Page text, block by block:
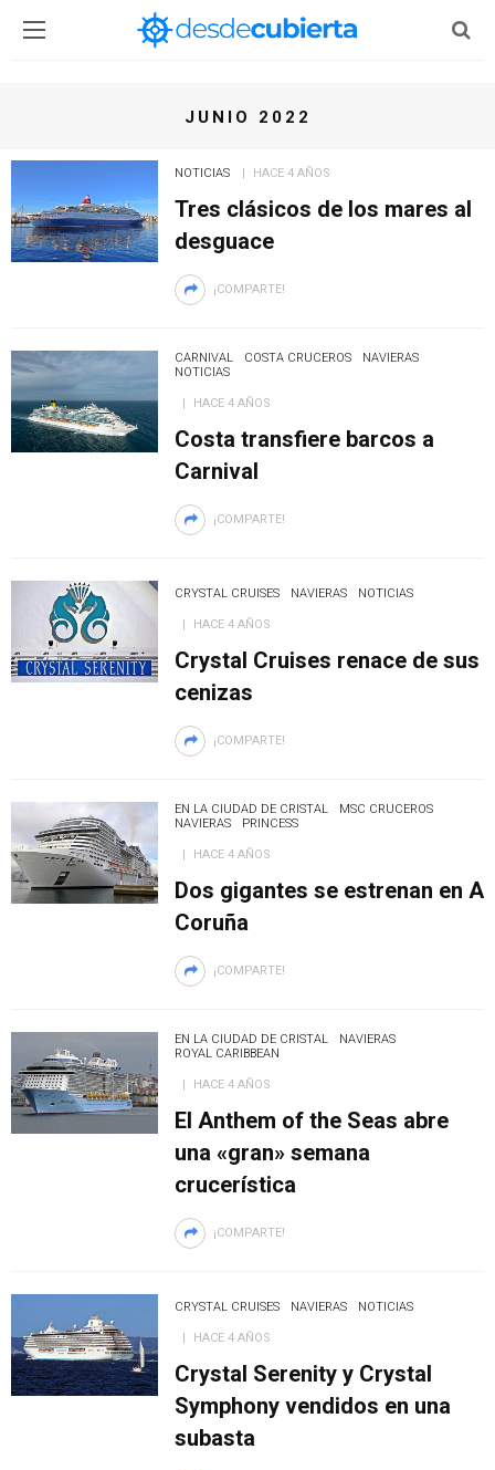
JUNIO 2022
NOTICIAS HACE 4 AÑOS
Tres clásicos de los mares al
desguace
¡COMPARTE!
CARNIVAL COSTA CRUCEROS
NAVIERAS
NOTICIAS
HACE 4 AÑOS
Costa transfiere barcos a
Carnival
¡COMPARTE!
CRYSTAL CRUISES NAVIERAS NOTICIAS
HACE 4 AÑOS
Crystal Cruises renace de sus
cenizas
¡COMPARTE!
EN LA CIUDAD DE CRISTAL
MSC CRUCEROS
NAVIERAS
PRINCESS
HACE 4 AÑOS
Dos gigantes se estrenan en A
Coruña
¡COMPARTE!
EN LA CIUDAD DE CRISTAL
NAVIERAS
ROYAL CARIBBEAN
HACE 4 AÑOS
El Anthem of the Seas abre
una «gran» semana
crucerística
¡COMPARTE!
CRYSTAL CRUISES NAVIERAS NOTICIAS
HACE 4 AÑOS
Crystal Serenity y Crystal
Symphony vendidos en una
subasta